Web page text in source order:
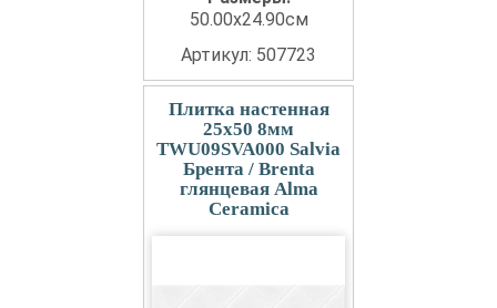
50.00x24.90см
Артикул: 507723
Плитка настенная
25x50 8мм
TWU09SVA000 Salvia
Брента / Brenta
глянцевая Alma
Ceramica